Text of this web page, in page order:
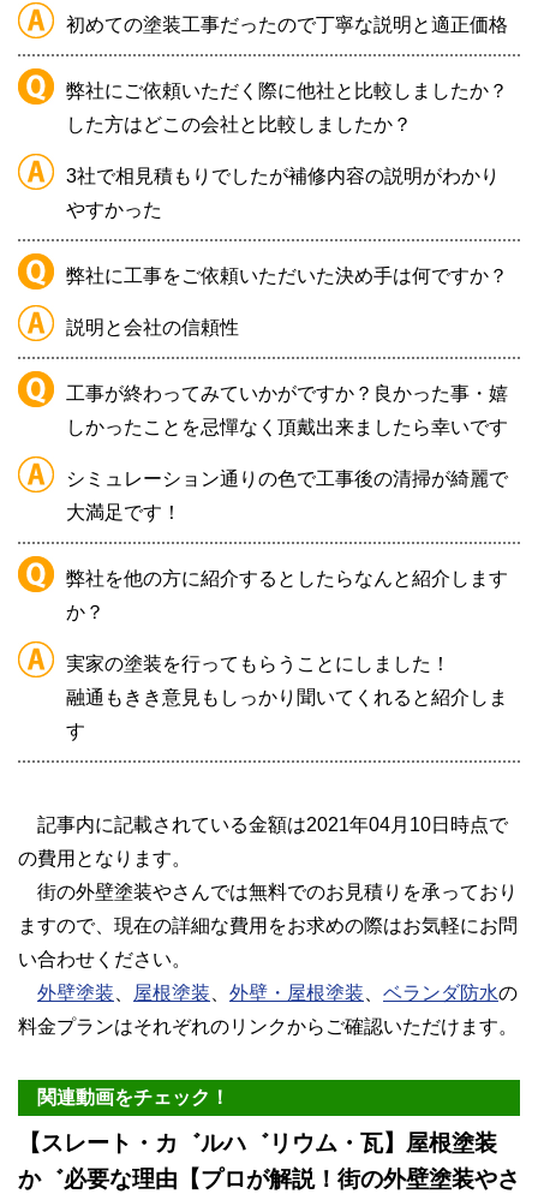
初めての塗装工事だったので丁寧な説明と適正価格
弊社にご依頼いただく際に他社と比較しましたか？
した方はどこの会社と比較しましたか？
3社で相見積もりでしたが補修内容の説明がわかり
やすかった
弊社に工事をご依頼いただいた決め手は何ですか？
説明と会社の信頼性
工事が終わってみていかがですか？良かった事・嬉
しかったことを忌憚なく頂戴出来ましたら幸いです
シミュレーション通りの色で工事後の清掃が綺麗で
大満足です！
弊社を他の方に紹介するとしたらなんと紹介します
か？
実家の塗装を行ってもらうことにしました！
融通もきき意見もしっかり聞いてくれると紹介しま
す
記事内に記載されている金額は2021年04月10日時点で
の費用となります。
街の外壁塗装やさんでは無料でのお見積りを承っており
ますので、現在の詳細な費用をお求めの際はお気軽にお問
い合わせください。
外壁塗装
屋根塗装 外壁・屋根塗装 ベランダ防水の
料金プランはそれぞれのリンクからご確認いただけます。
関連動画をチェック！
【スレート・カ゛ルハ゛リウム・瓦】屋根塗装
か゛必要な理由【プロが解説！街の外壁塗装やさ